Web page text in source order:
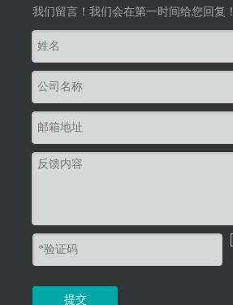
我们留言！我们会在第一时间给您回复！
提交